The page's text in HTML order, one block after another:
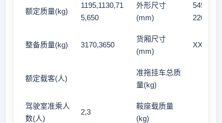
额定质量(kg)
1195,1130,71
5,650
外形尺寸
(mm)
220,2280
整备质量(kg) 3170,3650
货厢尺寸
(mm)
XX
额定载客(人)
准拖挂车总质
量(kg)
驾驶室准乘人
数(人)
2,3
鞍座载质量
(kg)